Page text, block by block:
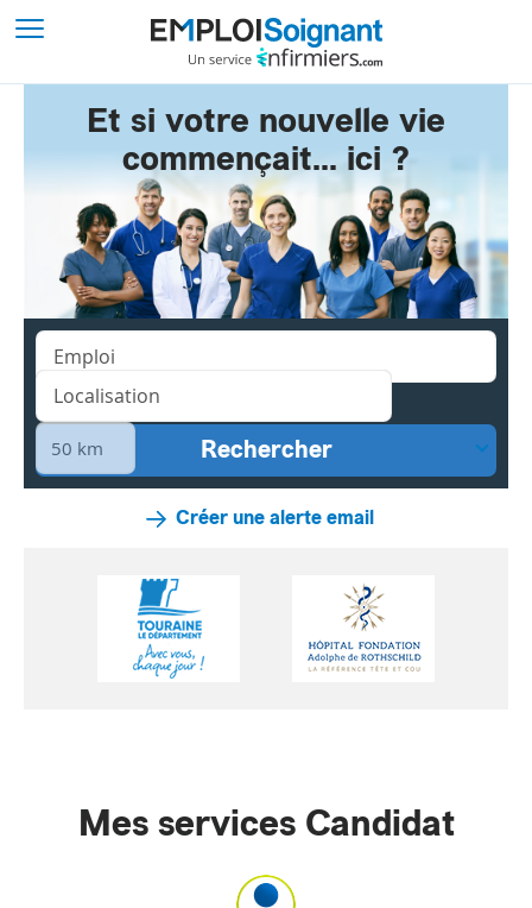
Et si votre nouvelle vie
commençait... ici ?
Créer une alerte email
Mes services Candidat